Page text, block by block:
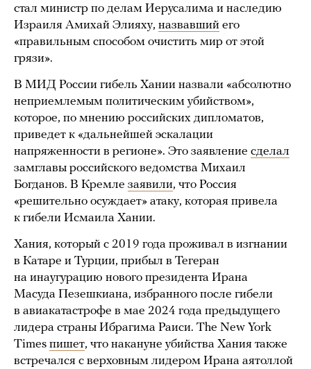
стал министр по делам Иерусалима и наследию
Израиля Амихай Элияху, назвавший его
«правильным способом очистить мир от этой
грязи».
В МИД России гибель Хании назвали «абсолютно
неприемлемым политическим убийством»,
которое, по мнению российских дипломатов,
приведет к «дальнейшей эскалации
напряженности в регионе». Это заявление сделал
замглавы российского ведомства Михаил
Богданов. В Кремле заявили, что Россия
«решительно осуждает» атаку, которая привела
к гибели Исмаила Хании.
Хания, который с 2019 года проживал в изгнании
в Катаре и Турции, прибыл в Тегеран
на инаугурацию нового президента Ирана
Масуда Пезешкиана, избранного после гибели
в авиакатастрофе в мае 2024 года предыдущего
лидера страны Ибрагима Раиси. The New York
Times пишет, что накануне убийства Хания также
встречался с верховным лидером Ирана аятоллой